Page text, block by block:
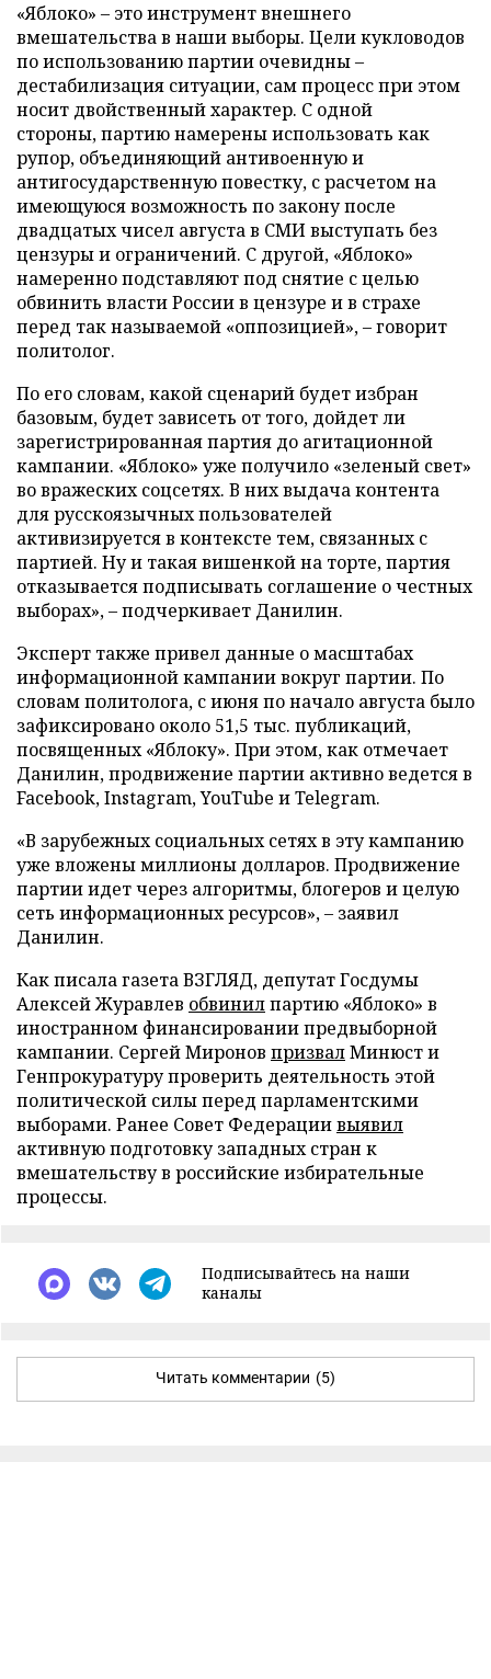
«Яблоко» – это инструмент внешнего
вмешательства в наши выборы. Цели кукловодов
по использованию партии очевидны –
дестабилизация ситуации, сам процесс при этом
носит двойственный характер. С одной
стороны, партию намерены использовать как
рупор, объединяющий антивоенную и
антигосударственную повестку, с расчетом на
имеющуюся возможность по закону после
двадцатых чисел августа в СМИ выступать без
цензуры и ограничений. С другой, «Яблоко»
намеренно подставляют под снятие с целью
обвинить власти России в цензуре и в страхе
перед так называемой «оппозицией», – говорит
политолог.
По его словам, какой сценарий будет избран
базовым, будет зависеть от того, дойдет ли
зарегистрированная партия до агитационной
кампании. «Яблоко» уже получило «зеленый свет»
во вражеских соцсетях. В них выдача контента
для русскоязычных пользователей
активизируется в контексте тем, связанных с
партией. Ну и такая вишенкой на торте, партия
отказывается подписывать соглашение о честных
выборах», – подчеркивает Данилин.
Эксперт также привел данные о масштабах
информационной кампании вокруг партии. По
словам политолога, с июня по начало августа было
зафиксировано около 51,5 тыс. публикаций,
посвященных «Яблоку». При этом, как отмечает
Данилин, продвижение партии активно ведется в
Facebook, Instagram, YouTube и Telegram.
«В зарубежных социальных сетях в эту кампанию
уже вложены миллионы долларов. Продвижение
партии идет через алгоритмы, блогеров и целую
сеть информационных ресурсов», – заявил
Данилин.
Как писала газета ВЗГЛЯД, депутат Госдумы
Алексей Журавлев обвинилпартию «Яблоко» в
иностранном финансировании предвыборной
кампании. Сергей Миронов призвалМинюст и
Генпрокуратуру проверить деятельность этой
политической силы перед парламентскими
выборами. Ранее Совет Федерациивыявил
активную подготовку западных стран к
вмешательству в российские избирательные
процессы.
Подписывайтесь на наши
каналы
Читать комментарии (5)